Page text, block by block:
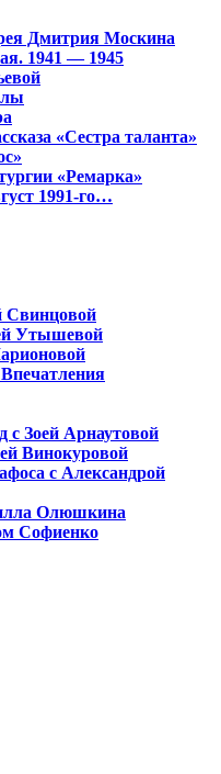
Дмитрия Москина
1941 — 1945
«Сестра таланта»
«Ремарка»
1991-го…
Свинцовой
Утышевой
с Зоей Арнаутовой
Винокуровой
с Александрой
Олюшкина
Софиенко